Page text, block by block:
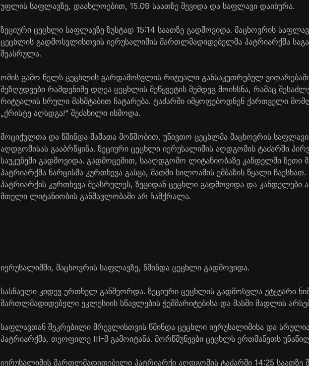
უფლის საფლავზე, დაახლოებით, 15.09 საათზე შევიდა და საფლავი დაიხურა.
ზეციური ცეცხლი საფლავზე ზუსტად 15:14 საათზე გადმოვიდა. მაცხოვრის
ცეცხლის გადმოსვლისთვის იერუსალიმის მართლმადიდებელმა პატრიარქმა
შეასრულა.
ომის გამო წელს ცეცხლის გარდამოსვლის რიტუალი განსაკუთრებულ
შეზღუდვები რამდენიმე დღეა ცეცხლის შეწყვეტის შემდეგ მოიხსნა, რამაც
რიტუალის სრული მასშტაბით ჩატარება. ტაძარში იმყოფებოდნენ ქართველი
„ქრისტე აღსდგა!“ შეძახილი ისმოდა.
მოციქულთა და წმინდა მამათა მოწმობით, უნივთო ცეცხლმა მაცხოვრის
აღდგომისას გააბრწყინა. ზეციური ცეცხლი იერუსალიმის აღდგომის ტაძარში
საუკუნეში გადმოვიდა. გადმოცემით, სააღდგომო ლიტანიობაზე კანდელში
პატრიარქმა ნარცისმა კურთხევა გასცა, მათში სილოამის ემბაზის წყალი
პატრიარქის კურთხევა შეასრულეს, ზეციდან ცეცხლი გადმოვიდა და
მთელი ლიტანიობის განმავლობაში არ ჩამქრალა.
იერუსალიმში, მაცხოვრის საფლავზე, წმინდა ცეცხლი გადმოვიდა.
სასწაული კიდევ ერთხელ განმეორდა. ზეციური ცეცხლის გადმოსვლა უტყუარი
მართლმადიდებელი ეკლესიის სწავლების ჭეშმარიტებისა და მასში მადლის
საფლავთან შეკრებილი მრევლისთვის წმინდა ცეცხლი იერუსალიმისა და
პატრიარქმა, თეოფილე III-მ გამოიტანა. მორწმუნეები ცეცხლს ერთმანეთს
იერუსალიმის მართლმადიდებელი პატრიარქი აღდგომის ტაძარში 14:25 საათზე